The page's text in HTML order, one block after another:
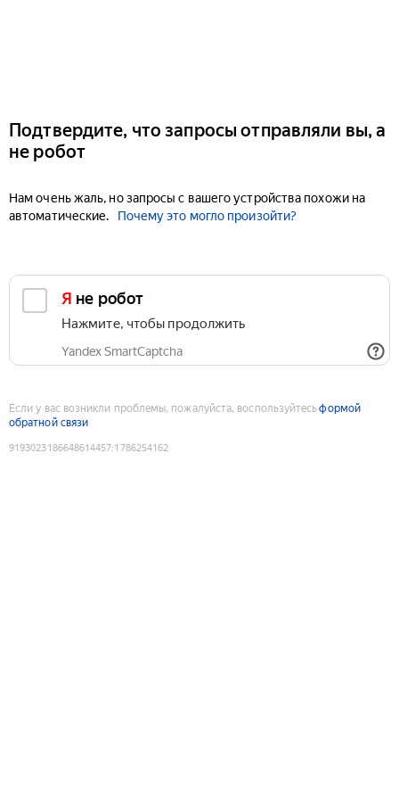
Подтвердите, что запросы отправляли вы, а
не робот
Нам очень жаль, но запросы с вашего устройства похожи на
автоматические.
Почему это могло произойти?
Я не робот
Нажмите, чтобы продолжить
Yandex SmartCaptcha
Если у вас возникли проблемы, пожалуйста, воспользуйтесьформой
обратной связи
9193023186648614457:1786254162